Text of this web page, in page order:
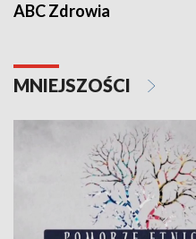
ABC Zdrowia
MNIEJSZOŚCI